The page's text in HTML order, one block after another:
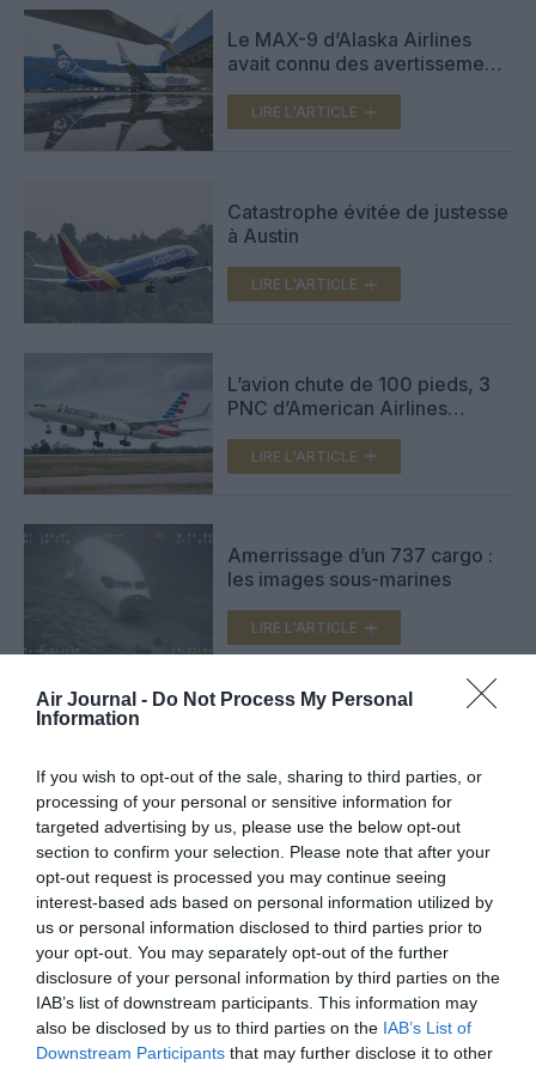
Air Journal - Do Not Process My Personal
Information
If you wish to opt-out of the sale, sharing to third parties, or
processing of your personal or sensitive information for
targeted advertising by us, please use the below opt-out
section to confirm your selection. Please note that after your
opt-out request is processed you may continue seeing
interest-based ads based on personal information utilized by
us or personal information disclosed to third parties prior to
your opt-out. You may separately opt-out of the further
disclosure of your personal information by third parties on the
IAB’s list of downstream participants. This information may
also be disclosed by us to third parties on the IAB’s List of
Downstream Participants that may further disclose it to other
Le MAX-9 d’Alaska Airlines
avait connu des avertissements
jours avant
LIRE L'ARTICLE
Catastrophe évitée de justesse
à Austin
LIRE L'ARTICLE
L’avion chute de 100 pieds, 3
PNC d’American Airlines
LIRE L'ARTICLE
Amerrissage d’un 737 cargo :
les images sous-marines
LIRE L'ARTICLE
et NTSB
LIRE L'ARTICLE
VOIR PLUS D'ARTICLES
FAIRE UN DON